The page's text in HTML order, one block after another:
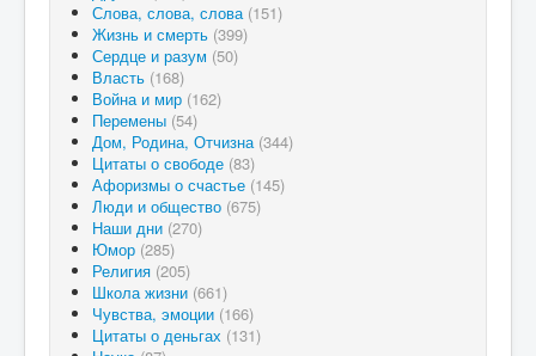
Слова, слова, слова (151)
Жизнь и смерть (399)
Сердце и разум (50)
Власть (168)
Война и мир (162)
Перемены (54)
Дом, Родина, Отчизна (344)
Цитаты о свободе (83)
Афоризмы о счастье (145)
Люди и общество (675)
Наши дни (270)
Юмор (285)
Религия (205)
Школа жизни (661)
Чувства, эмоции (166)
Цитаты о деньгах (131)